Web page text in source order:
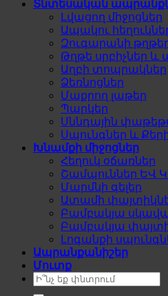
Տնտեսական
Լվացող միջոցներ
Ապակու
Զուգարանի
Թղթե սրբիչներ և
Աղբի տոպրակներ
Ձեռնոցներ
Մաքրող լաթեր
Պարկեր
Սննդային
Սպունգներ և
Խնամքի միջոցներ
Հեղուկ օճառներ
Շամպուններ ԵՎ
Մարմնի գելեր
Ատամի
Բամբակյա
Բամբակյա
Լոգանքի
Ապրանքանիշեր
Մուտք
Search
for: